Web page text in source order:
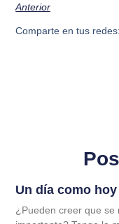
Anterior
Comparte en tus redes:
Un día como
¿Pueden creer que se